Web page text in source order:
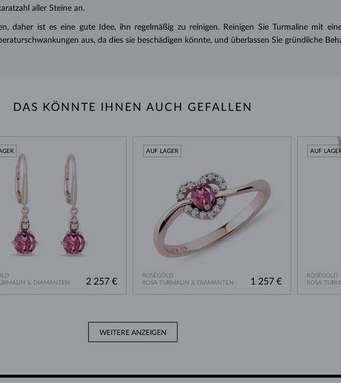
aller Steine ​​an.
daher ist es eine gute Idee, ihn regelmäßig zu reinigen. Reinigen Sie Turmaline mit
aus, da dies sie beschädigen könnte, und überlassen Sie gründliche
DAS KÖNNTE IHNEN AUCH GEFALLEN
& DIAMANTEN
2 257 €
ROSÉGOLD
ROSA TURMALIN & DIAMANTEN
AUF LAGER
1 257 €
ROSÉGOLD
ROSA
AUF
WEITERE ANZEIGEN